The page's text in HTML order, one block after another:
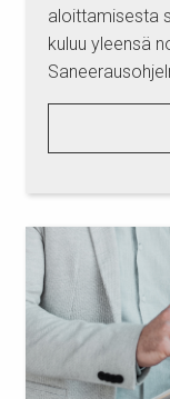
aloittamisesta
kuluu yleensä